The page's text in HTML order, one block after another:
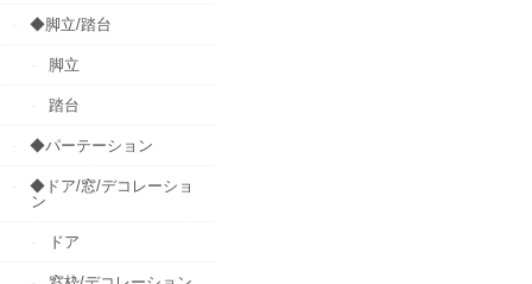
◆脚立/踏台
脚立
踏台
◆パーテーション
◆ドア/窓/デコレーショ
ン
ドア